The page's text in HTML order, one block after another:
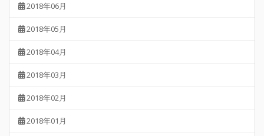
2018年06月
2018年05月
2018年04月
2018年03月
2018年02月
2018年01月